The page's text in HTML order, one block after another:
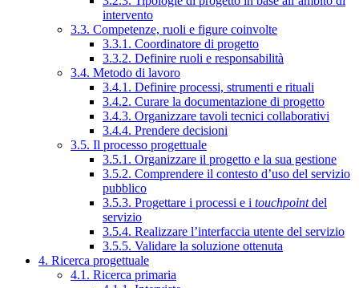
intervento
3.3. Competenze, ruoli e figure coinvolte
3.3.1. Coordinatore di progetto
3.3.2. Definire ruoli e responsabilità
3.4. Metodo di lavoro
3.4.1. Definire processi, strumenti e rituali
3.4.2. Curare la documentazione di progetto
3.4.3. Organizzare tavoli tecnici collaborativi
3.4.4. Prendere decisioni
3.5. Il processo progettuale
3.5.1. Organizzare il progetto e la sua gestione
3.5.2. Comprendere il contesto d’uso del servizio
pubblico
3.5.3. Progettare i processi e i touchpointdel
servizio
3.5.4. Realizzare l’interfaccia utente del servizio
3.5.5. Validare la soluzione ottenuta
4. Ricerca progettuale
4.1. Ricerca primaria